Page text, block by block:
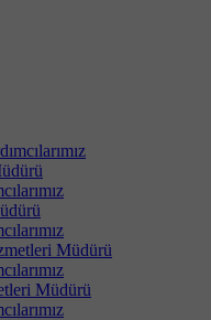
Müdürü
Müdürü